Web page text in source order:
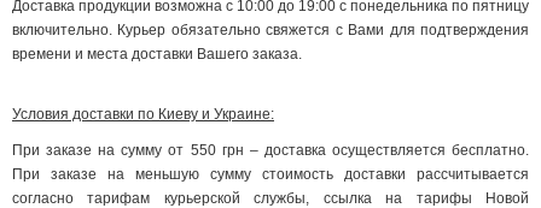
Доставка продукции возможна с 10:00 до 19:00 с понедельника по пятницу
включительно. Курьер обязательно свяжется с Вами для подтверждения
времени и места доставки Вашего заказа.
Условия доставки по Киеву и Украине:
При заказе на сумму от 550 грн – доставка осуществляется бесплатно.
При заказе на меньшую сумму стоимость доставки рассчитывается
согласно тарифам курьерской службы, ссылка на тарифы Новой